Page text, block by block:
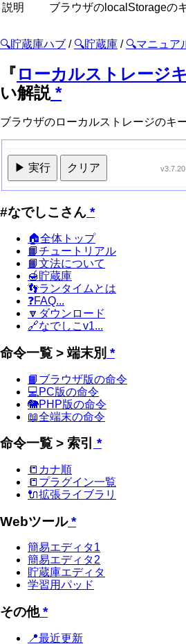
説明 ブラウザのlocalStorageの
🔍貯蔵庫ハブ / 🔍貯蔵庫 / 🔍マニュア
『ローカルストレージ
い解説*
ブラウザのローカルストレージのキ
▶ 実行 クリア v3.7.20
#なでしこさん *
🏠全体トップ
📙チュートリアル
📙文法について
🍯貯蔵庫
👣ランタイムとは
❓FAQ...
🔽ダウンロード
🔗なでしこv1...
命令一覧 > 端末別 *
📙ブラウザ版の命令
💻PC版の命令
🐘PHP版の命令
📖全端末の命令
命令一覧 > 索引 *
📒カナ順
📒プラグイン一覧
🔌拡張ライブラリ
Webツール*
簡易エディタ1
簡易エディタ2
貯蔵庫エディタ
学習用パッド
その他*
📍最近更新